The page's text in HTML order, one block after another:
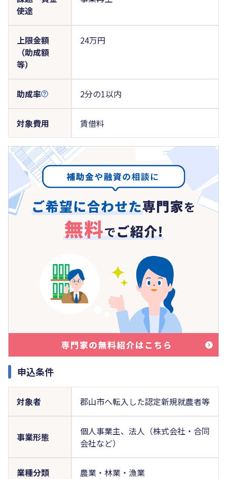
使途
上限金額
（助成額
等）
24万円
助成率 2分の1以内
対象費用 賃借料
申込条件
対象者 郡山市へ転入した認定新規就農者等
事業形態
個人事業主、法人（株式会社・合同
会社など）
業種分類 農業・林業・漁業